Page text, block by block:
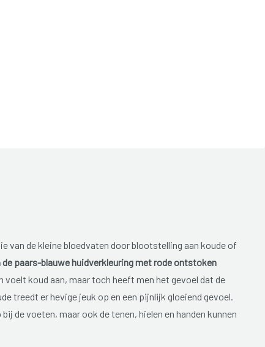
van de kleine bloedvaten door blootstelling aan koude of
paars-blauwe huidverkleuring met rode ontstoken
voelt koud aan, maar toch heeft men het gevoel dat de
treedt er hevige jeuk op en een pijnlijk gloeiend gevoel.
de voeten, maar ook de tenen, hielen en handen kunnen